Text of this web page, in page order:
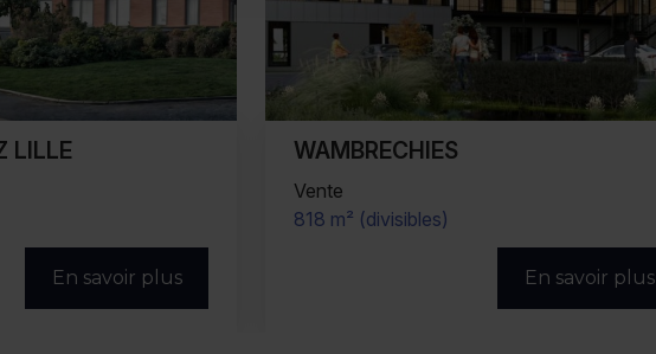
LILLE
En savoir plus
WAMBRECHIES
Vente
818 m² (divisibles)
En savoir plus